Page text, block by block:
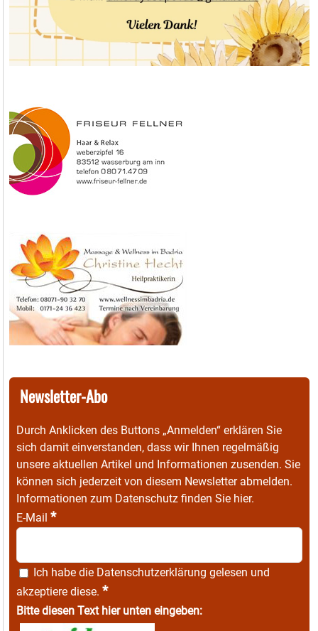
Newsletter-Abo
Durch Anklicken des Buttons „Anmelden“ erklären Sie
sich damit einverstanden, dass wir Ihnen regelmäßig
unsere aktuellen Artikel und Informationen zusenden. Sie
können sich jederzeit von diesem Newsletter abmelden.
Informationen zum Datenschutz finden Sie hier.
E-Mail *
Ich habe die Datenschutzerklärung gelesen und
akzeptiere diese. *
Bitte diesen Text hier unten eingeben: